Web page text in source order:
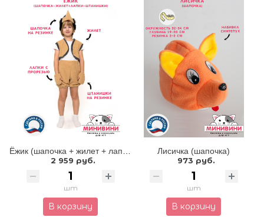
2 959 руб.
шт
В корзину
Лисичка (шапочка)
973 руб.
шт
В корзину